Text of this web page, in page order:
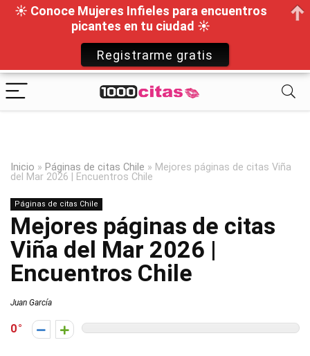
Inicio » Páginas de citas Chile » Mejores páginas de citas Viña
del Mar 2026 | Encuentros Chile
Páginas de citas Chile
Mejores páginas de citas
Viña del Mar 2026 |
Encuentros Chile
Juan García
0
☀ Conoce Mujeres Infieles para encuentros
picantes en tu ciudad ☀
Registrarme gratis